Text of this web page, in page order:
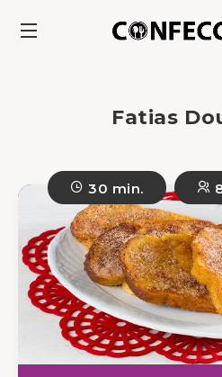
Fatias
30 min.